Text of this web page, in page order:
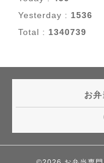
Yesterday : 1536
Total : 1340739
お